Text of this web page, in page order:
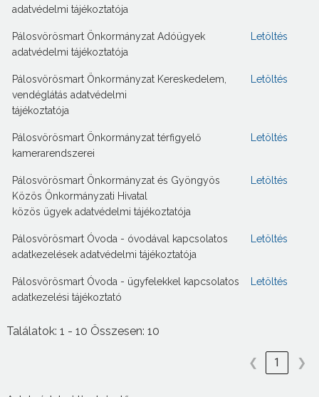
adatvédelmi tájékoztatója
Pálosvörösmart Önkormányzat Adóügyek
adatvédelmi tájékoztatója
Letöltés
Pálosvörösmart Önkormányzat Kereskedelem,
vendéglátás adatvédelmi
tájékoztatója
Letöltés
Pálosvörösmart Önkormányzat térfigyelő
kamerarendszerei
Letöltés
Pálosvörösmart Önkormányzat és Gyöngyös
Közös Önkormányzati Hivatal
közös ügyek adatvédelmi tájékoztatója
Letöltés
Pálosvörösmart Óvoda - óvodával kapcsolatos
adatkezelések adatvédelmi tájékoztatója
Letöltés
Pálosvörösmart Óvoda - ügyfelekkel kapcsolatos
adatkezelési tájékoztató
Letöltés
Találatok: 1 - 10 Összesen: 10
❮ 1 ❯